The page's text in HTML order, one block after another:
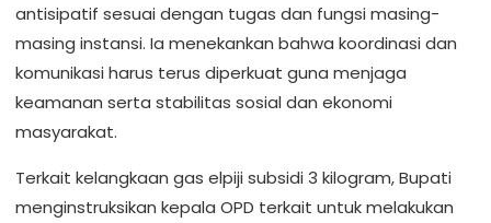
antisipatif sesuai dengan tugas dan fungsi masing-
masing instansi. Ia menekankan bahwa koordinasi dan
komunikasi harus terus diperkuat guna menjaga
keamanan serta stabilitas sosial dan ekonomi
masyarakat.
Terkait kelangkaan gas elpiji subsidi 3 kilogram, Bupati
menginstruksikan kepala OPD terkait untuk melakukan